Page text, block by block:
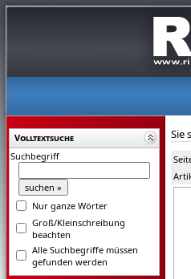
Volltextsuche
Suchbegriff
Nur ganze Wörter
Groß/Kleinschreibung
beachten
Alle Suchbegriffe müssen
gefunden werden
Sie